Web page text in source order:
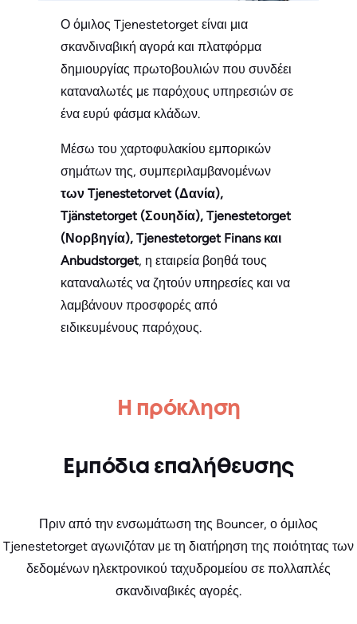
Ο όμιλος Tjenestetorget είναι μια
σκανδιναβική αγορά και πλατφόρμα
δημιουργίας πρωτοβουλιών που συνδέει
καταναλωτές με παρόχους υπηρεσιών σε
ένα ευρύ φάσμα κλάδων.
Μέσω του χαρτοφυλακίου εμπορικών
σημάτων της, συμπεριλαμβανομένων
των Tjenestetorvet (Δανία),
Tjänstetorget (Σουηδία), Tjenestetorget
(Νορβηγία), Tjenestetorget Finans και
Anbudstorget, η εταιρεία βοηθά τους
καταναλωτές να ζητούν υπηρεσίες και να
λαμβάνουν προσφορές από
ειδικευμένους παρόχους.
Η πρόκληση
Εμπόδια επαλήθευσης
Πριν από την ενσωμάτωση της Bouncer, ο όμιλος
Tjenestetorget αγωνιζόταν με τη διατήρηση της ποιότητας των
δεδομένων ηλεκτρονικού ταχυδρομείου σε πολλαπλές
σκανδιναβικές αγορές.